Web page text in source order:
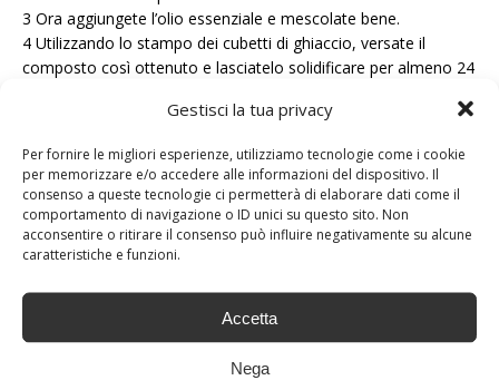
Gestisci la tua privacy
Per fornire le migliori esperienze, utilizziamo tecnologie come i cookie
per memorizzare e/o accedere alle informazioni del dispositivo. Il
consenso a queste tecnologie ci permetterà di elaborare dati come il
comportamento di navigazione o ID unici su questo sito. Non
acconsentire o ritirare il consenso può influire negativamente su alcune
caratteristiche e funzioni.
Accetta
Nega
3 Ora aggiungete l’olio essenziale e mescolate bene.
4 Utilizzando lo stampo dei cubetti di ghiaccio, versate il
composto così ottenuto e lasciatelo solidificare per almeno 24
calda, si scioglierà e beneficerete della profumazione e le
vostre vie respiratorie si libreranno immediatamente.
Fate attenzione agli sbalzi di temperatura e alle correnti d’aria.
Vi consigliamo di asciugarvi immediatamente e mettervi sotto
Fate un impacco di calore
Una soluzione che vi piacerà molto è questa. Vi occorre un